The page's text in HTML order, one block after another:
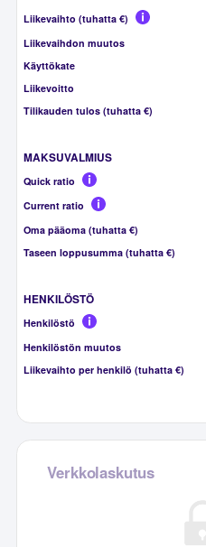
Liikevaihto (tuhatta €)
Liikevaihdon muutos
Käyttökate
Liikevoitto
Tilikauden tulos (tuhatta €)
MAKSUVALMIUS
Quick ratio
Current ratio
Oma pääoma (tuhatta €)
Taseen loppusumma (tuhatta €)
HENKILÖSTÖ
Henkilöstö
Henkilöstön muutos
Liikevaihto per henkilö (tuhatta €)
Verkkolaskutus